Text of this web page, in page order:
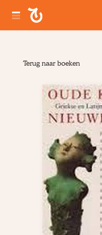
Terug naar boeken